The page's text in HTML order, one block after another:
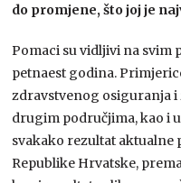
do promjene, što joj je
Pomaci su vidljivi na svim
petnaest godina.
zdravstvenog osiguranja i
drugim područjima, kao i
svakako rezultat aktualne
Republike Hrvatske,